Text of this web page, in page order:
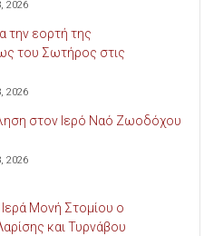
2026
την εορτή της
του Σωτήρος στις
2026
στον Ιερό Ναό Ζωοδόχου
2026
Μονή Στομίου ο
και Τυρνάβου